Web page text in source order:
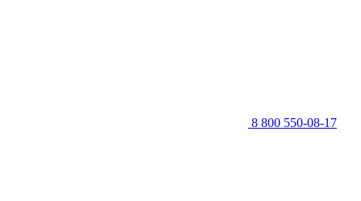
8 800 550-08-17